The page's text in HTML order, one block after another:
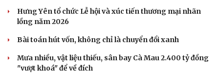
Sức khỏe
Hưng Yên tổ chức Lễ hội và xúc tiến thương mại nhãn
lồng năm 2026
Bài toán hút vốn, không chỉ là chuyển đổi xanh
Mưa nhiều, vật liệu thiếu, sân bay Cà Mau 2.400 tỷ đồng
"vượt khoá" để về đích